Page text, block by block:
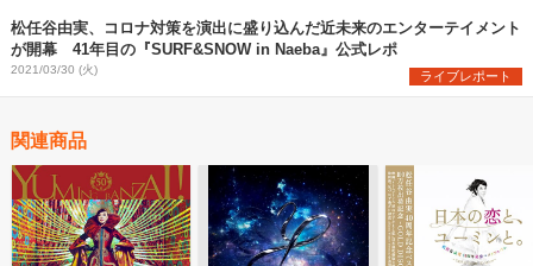
松任谷由実、コロナ対策を演出に盛り込んだ近未来のエンターテイメント
が開幕 41年目の『SURF&SNOW in Naeba』公式レポ
2021/03/30 (火) ライブレポート
関連商品